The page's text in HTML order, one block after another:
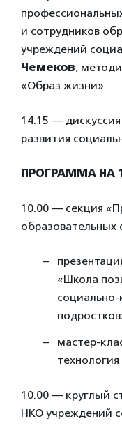
и сотрудников
учреждений
Чемеков,
«Образ жизни»
14.15 —
развития
ПРОГРАММА НА
10.00 — секция
образовательных
«Школа
мастер-
10.00 — круглый
НКО учреждений